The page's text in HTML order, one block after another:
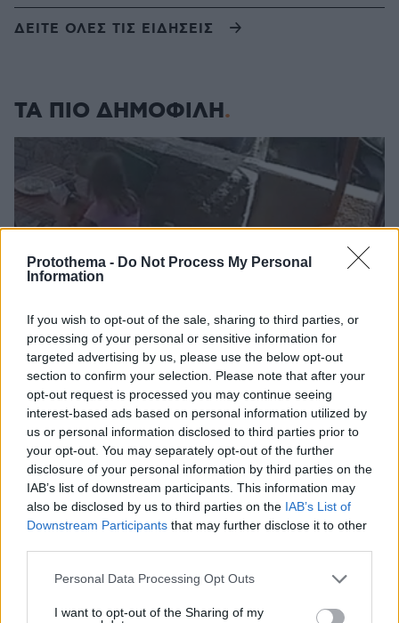
Protothema - Do Not Process My Personal
Information
If you wish to opt-out of the sale, sharing to third parties, or
processing of your personal or sensitive information for
targeted advertising by us, please use the below opt-out
section to confirm your selection. Please note that after your
opt-out request is processed you may continue seeing
interest-based ads based on personal information utilized by
us or personal information disclosed to third parties prior to
your opt-out. You may separately opt-out of the further
disclosure of your personal information by third parties on the
IAB’s list of downstream participants. This information may
also be disclosed by us to third parties on the IAB’s List of
Downstream Participants that may further disclose it to other
Please note that this website/app uses one or more Google
not limited to your visit or usage behaviour. You may click to
Personal Data Processing Opt Outs
I want to opt-out of the Sharing of my
ΔΕΙΤΕ ΟΛΕΣ ΤΙΣ ΕΙΔΗΣΕΙΣ
ΤΑ ΠΙΟ ΔΗΜΟΦΙΛΗ
καταγγέλλει ο ιδιοκτήτης επιχείρησης
07.08.2026, 18:22